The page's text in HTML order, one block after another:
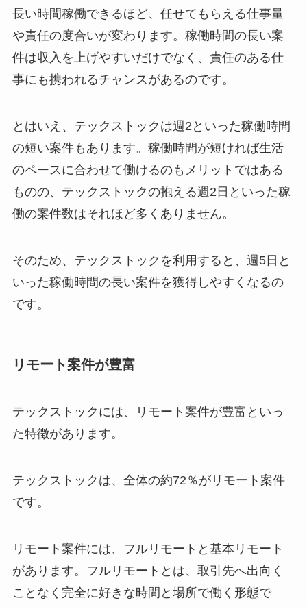
長い時間稼働できるほど、任せてもらえる仕事量
や責任の度合いが変わります。稼働時間の長い案
件は収入を上げやすいだけでなく、責任のある仕
事にも携われるチャンスがあるのです。
とはいえ、テックストックは週2といった稼働時間
の短い案件もあります。稼働時間が短ければ生活
のペースに合わせて働けるのもメリットではある
ものの、テックストックの抱える週2日といった稼
働の案件数はそれほど多くありません。
そのため、テックストックを利用すると、週5日と
いった稼働時間の長い案件を獲得しやすくなるの
です。
リモート案件が豊富
テックストックには、リモート案件が豊富といっ
た特徴があります。
テックストックは、全体の約72％がリモート案件
です。
リモート案件には、フルリモートと基本リモート
があります。フルリモートとは、取引先へ出向く
ことなく完全に好きな時間と場所で働く形態で